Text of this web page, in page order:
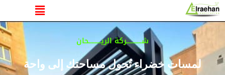
تخطي
إلى
المحتوى
القائمة
شــــــــــركة الريــــــــحان
لمسات خضراء تُحول مساحتك إلى واحة